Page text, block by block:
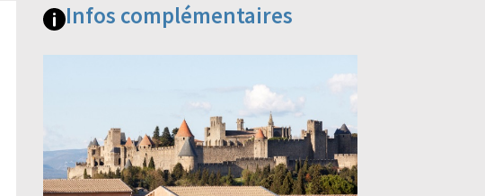
Infos complémentaires